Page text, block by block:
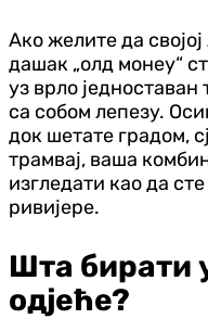
Ако желите да
дашак „олд монеy“
уз врло
са собом лепезу.
док шетате градом,
трамвај, ваша
изгледати као да
ривијере.
Шта бирати
одјеће?